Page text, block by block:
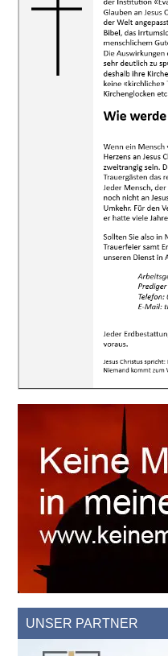
UNSER PARTNER